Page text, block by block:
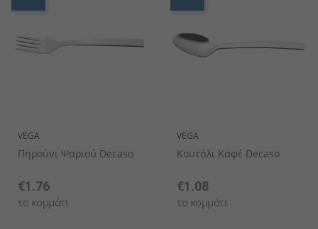
VEGA
Πηρούνι Ψαριού Decaso
€1.76
το κομμάτι
VEGA
Κουτάλι Καφέ Decaso
€1.08
το κομμάτι